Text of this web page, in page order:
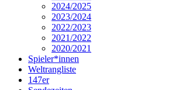
2024/2025
2023/2024
2022/2023
2021/2022
2020/2021
Spieler*innen
Weltrangliste
147er